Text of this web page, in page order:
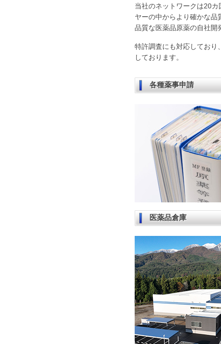
当社のネットワークは20
ヤーの中からより確かな
品質な医薬品原薬の自社開
特許調査にも対応しており
しております。
各種薬事申請
医薬品倉庫